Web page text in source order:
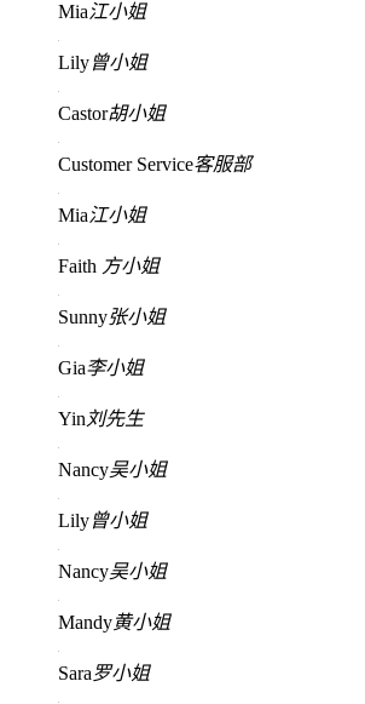
Mia江小姐
Lily曾小姐
Castor胡小姐
Customer Service客服部
Mia江小姐
Faith 方小姐
Sunny张小姐
Gia李小姐
Yin 刘先生
Nancy吴小姐
Lily曾小姐
Nancy吴小姐
Mandy黄小姐
Sara罗小姐